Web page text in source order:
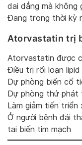
dai dẳng mà không
Đang trong thời kỳ
Atorvastatin trị
Atorvastatin được
Điều trị rối loạn lipid
Dự phòng biến cố
Dự phòng thứ phát
Làm giảm tiến
Ở người bệnh đái
tai biến tim mạch